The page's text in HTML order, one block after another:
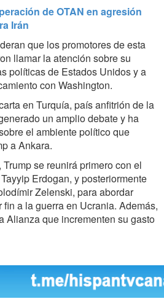
de OTAN en agresión
Irán
que los promotores de esta
llamar la atención sobre su
políticas de Estados Unidos y a
con Washington.
en Turquía, país anfitrión de la
un amplio debate y ha
el ambiente político que
a Ankara.
se reunirá primero con el
Erdogan, y posteriormente
Zelenski, para abordar
a la guerra en Ucrania. Además,
Alianza que incrementen su gasto